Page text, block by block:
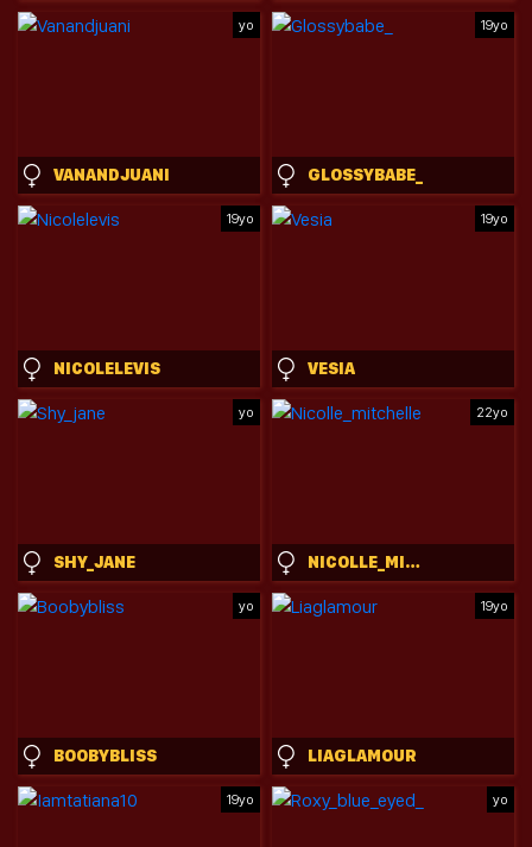
yo
VANANDJUANI
19yo
GLOSSYBABE_
19yo
NICOLELEVIS
19yo
VESIA
yo
SHY_JANE
22yo
NICOLLE_MITCHELLE
yo
BOOBYBLISS
19yo
LIAGLAMOUR
19yo yo